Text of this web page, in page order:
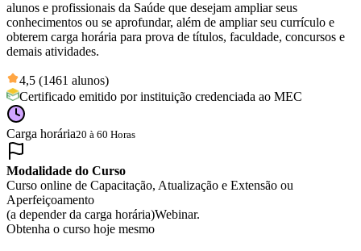
alunos e profissionais da Saúde que desejam ampliar seus
conhecimentos ou se aprofundar, além de ampliar seu currículo e
obterem carga horária para prova de títulos, faculdade, concursos e
demais atividades.
4,5 (1461 alunos)
Certificado emitido por instituição credenciada ao MEC
Carga horária20 à 60 Horas
Modalidade do Curso
Curso online de Capacitação, Atualização e Extensão ou
Aperfeiçoamento
(a depender da carga horária)Webinar.
Obtenha o curso hoje mesmo